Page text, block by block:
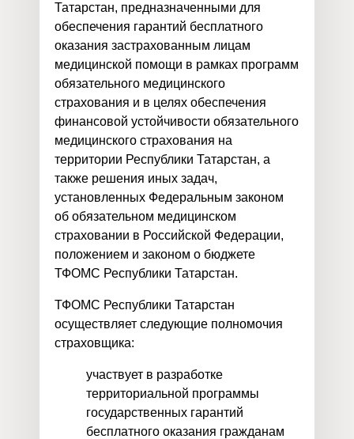
Татарстан, предназначенными для
обеспечения гарантий бесплатного
оказания застрахованным лицам
медицинской помощи в рамках программ
обязательного медицинского
страхования и в целях обеспечения
финансовой устойчивости обязательного
медицинского страхования на
территории Республики Татарстан, а
также решения иных задач,
установленных Федеральным законом
об обязательном медицинском
страховании в Российской Федерации,
положением и законом о бюджете
ТФОМС Республики Татарстан.
ТФОМС Республики Татарстан
осуществляет следующие полномочия
страховщика:
участвует в разработке
территориальной программы
государственных гарантий
бесплатного оказания гражданам